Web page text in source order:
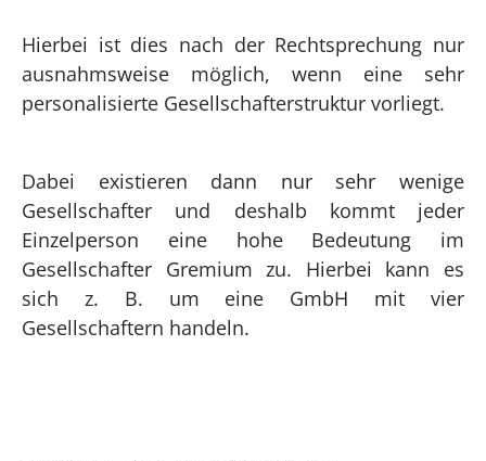
Hierbei ist dies nach der Rechtsprechung nur
ausnahmsweise möglich, wenn eine sehr
personalisierte Gesellschafterstruktur vorliegt.
Dabei existieren dann nur sehr wenige
Gesellschafter und deshalb kommt jeder
Einzelperson eine hohe Bedeutung im
Gesellschafter Gremium zu. Hierbei kann es
sich z. B. um eine GmbH mit vier
Gesellschaftern handeln.